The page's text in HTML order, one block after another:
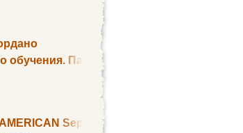
обучения. Пауль Шелли
September 1979